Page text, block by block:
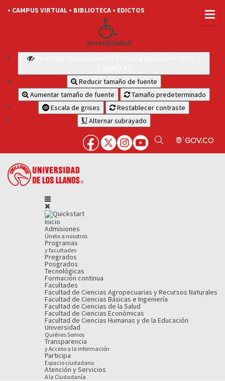
• CAMPUS VIRTUAL • BIBLIOTECA • EDICTOS
Accesibilidad
Reducir tamaño de fuente
Aumentar tamaño de fuente
Tamaño predeterminado
Escala de grises
Restablecer contraste
Alternar subrayado
Inicio
Admisiones
Únete a nosotros
Programas
y facultades
Pregrados
Posgrados
Tecnológicas
Formación continua
Facultades
Facultad de Ciencias Agropecuarias y Recursos Naturales
Facultad de Ciencias Básicas e Ingeniería
Facultad de Ciencias de la Salud
Facultad de Ciencias Económicas
Facultad de Ciencias Humanas y de la Educación
Universidad
Quiénes Somos
Transparencia
y Acceso a la información
Participa
Espacio ciudadano
Atención y Servicios
A la Ciudadanía